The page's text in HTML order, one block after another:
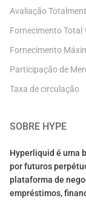
Avaliação
Fornecimento Total
Fornecimento
Participação de
Taxa de circulação
SOBRE HYPE
Hyperliquid é uma
por futuros
plataforma de
empréstimos,